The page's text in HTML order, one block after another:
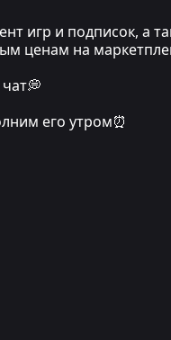
игр и подписок, а
ценам на
его утром⏰